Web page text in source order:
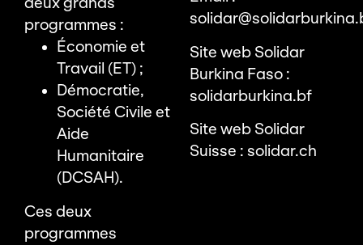
deux grands
programmes :
Économie et
Travail (ET) ;
Démocratie,
Société Civile et
Aide
Humanitaire
(DCSAH).
Ces deux
programmes
Site web Solidar
Burkina Faso :
solidarburkina.bf
Site web Solidar
Suisse : solidar.ch